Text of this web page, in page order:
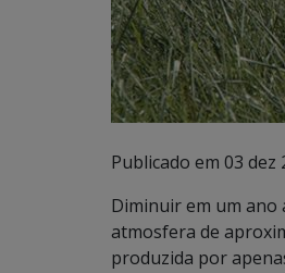
Publicado em 03 dez
Diminuir em um ano
atmosfera de
produzida por